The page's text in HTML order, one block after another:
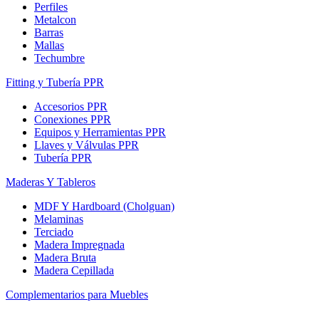
Perfiles
Metalcon
Barras
Mallas
Techumbre
Fitting y Tubería PPR
Accesorios PPR
Conexiones PPR
Equipos y Herramientas PPR
Llaves y Válvulas PPR
Tubería PPR
Maderas Y Tableros
MDF Y Hardboard (Cholguan)
Melaminas
Terciado
Madera Impregnada
Madera Bruta
Madera Cepillada
Complementarios para Muebles